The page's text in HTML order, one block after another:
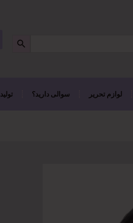
لوازم تحریر سوالی دارید؟